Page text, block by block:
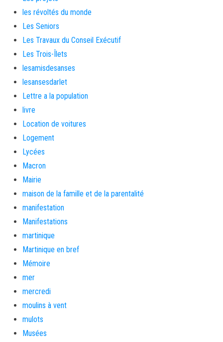
les révoltés du monde
Les Seniors
Les Travaux du Conseil Exécutif
Les Trois-Îlets
lesamisdesanses
lesansesdarlet
Lettre a la population
livre
Location de voitures
Logement
Lycées
Macron
Mairie
maison de la famille et de la parentalité
manifestation
Manifestations
martinique
Martinique en bref
Mémoire
mer
mercredi
moulins à vent
mulots
Musées